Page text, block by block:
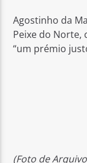
Agostinho da
Peixe do Norte,
“um prémio
(Foto de